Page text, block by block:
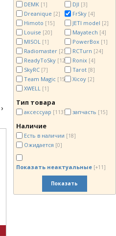
›
DEMK [1] DJI [3]
Dreanique [2] FrSky [4]
Himoto [15] JETI model [2]
Louise [20] Mayatech [4]
MISOL [1] PowerBox [1]
Radiomaster [2] RCTurn [24]
ReadyToSky [12] Ronix [4]
SkyRC [7] Tarot [8]
Team Magic [15] Xicoy [2]
XWELL [1]
Тип товара
аксессуар [113] запчасть [15]
Наличие
Есть в наличии [18]
Ожидается [0]
Показать неактуальные [+11]
Показать